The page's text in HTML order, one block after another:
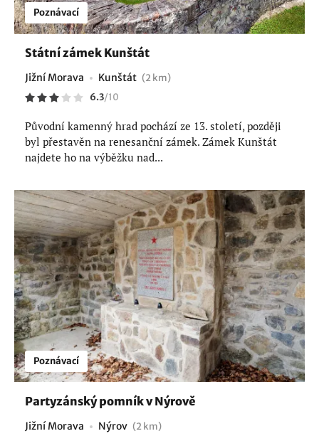
Poznávací
Státní zámek Kunštát
Jižní Morava Kunštát (2 km)
6.3/10
Původní kamenný hrad pochází ze 13. století, později
byl přestavěn na renesanční zámek. Zámek Kunštát
najdete ho na výběžku nad...
Poznávací
Partyzánský pomník v Nýrově
Jižní Morava Nýrov (2 km)